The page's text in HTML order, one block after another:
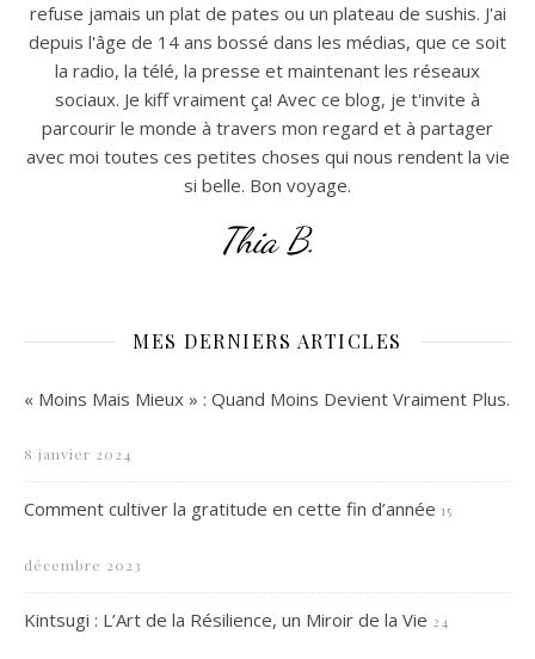
refuse jamais un plat de pates ou un plateau de sushis. J'ai
depuis l'âge de 14 ans bossé dans les médias, que ce soit
la radio, la télé, la presse et maintenant les réseaux
sociaux. Je kiff vraiment ça! Avec ce blog, je t'invite à
parcourir le monde à travers mon regard et à partager
avec moi toutes ces petites choses qui nous rendent la vie
si belle. Bon voyage.
Thia B.
MES DERNIERS ARTICLES
« Moins Mais Mieux » : Quand Moins Devient Vraiment Plus.
8 janvier 2024
Comment cultiver la gratitude en cette fin d’année 15
décembre 2023
Kintsugi : L’Art de la Résilience, un Miroir de la Vie 24